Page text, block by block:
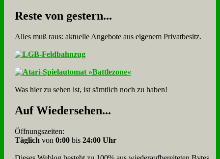
Re­ste von ge­stern...
Alles muß raus: aktuelle An­ge­bo­te aus eigenem Privatbesitz.
Was hier zu sehen ist, ist sämt­lich noch zu haben!
Auf Wie­der­se­hen...
Öffnungszeiten:
Täglich von 0:00bis 24:00 Uhr